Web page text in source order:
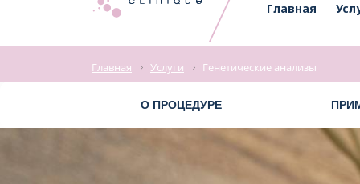
Главная
Главная Услуги Генетические анализы
О ПРОЦЕДУРЕ